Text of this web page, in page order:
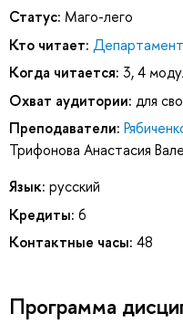
Статус: Маго-лего
Кто читает:
Когда читается: 3, 4
Охват аудитории: для
Преподаватели:
Трифонова Анастасия
Язык: русский
Кредиты: 6
Контактные часы: 48
Программа